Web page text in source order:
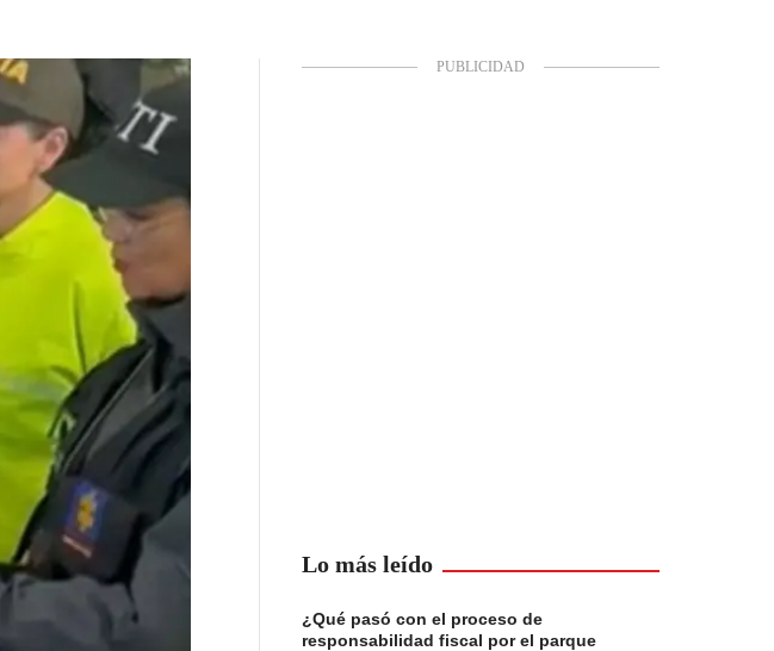
Lo más leído
¿Qué pasó con el proceso de
responsabilidad fiscal por el parque